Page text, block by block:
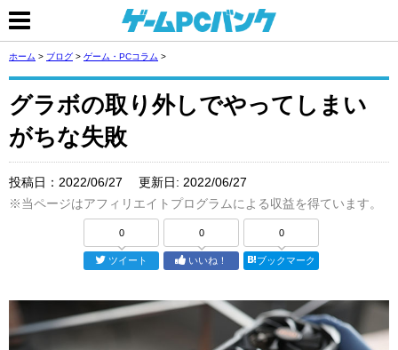
ホーム > ブログ > ゲーム・PCコラム >
グラボの取り外しでやってしまい
がちな失敗
投稿日： 2022/06/27 更新日: 2022/06/27
※当ページはアフィリエイトプログラムによる収益を得ています。
0
ツイート
0
いいね！
0
ブックマーク